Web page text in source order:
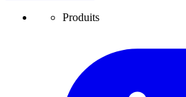
Produits